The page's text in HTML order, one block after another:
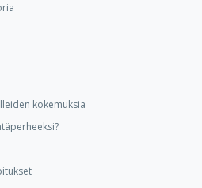
kokemuksia